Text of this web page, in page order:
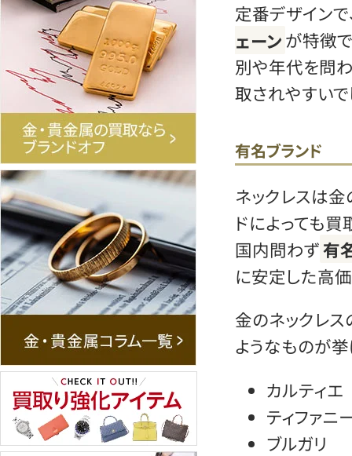
定番デザインで
ェーンが特徴
別や年代を問
取されやすいで
有名ブランド
ネックレスは金
ドによっても買
国内問わず有
に安定した高価
金のネックレス
ようなものが挙
カルティエ
ティファニ
ブルガリ